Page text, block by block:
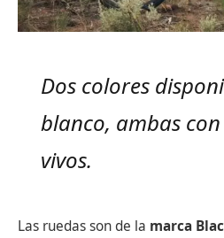
Dos colores
blanco, ambas
vivos.
Las ruedas son de la marca